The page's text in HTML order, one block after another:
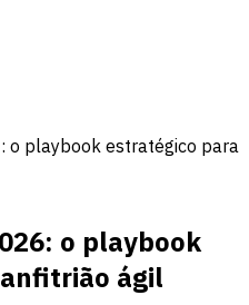
o playbook estratégico para
o playbook
ágil